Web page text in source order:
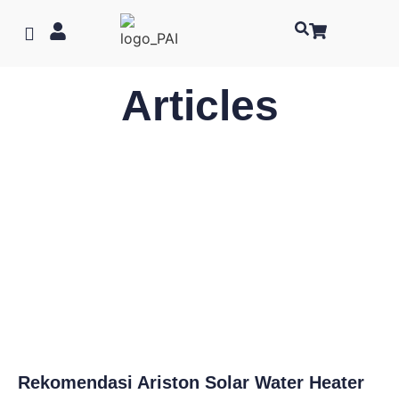
Articles
Rekomendasi Ariston Solar Water Heater